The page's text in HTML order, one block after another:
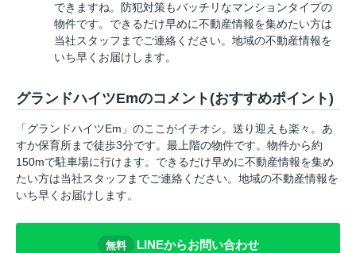
できますね。防犯対策もバッチリなマンションタイプの
物件です。できるだけ早めに不動産情報を集めたい方は
当社スタッフまでご連絡ください。地域の不動産情報を
いち早くお届けします。
グランドハイツEmのコメント(おすすめポイント)
「グランドハイツEm」のここがイチオシ。送り迎えも楽々。あ
すか保育所まで徒歩3分です。最上階の物件です。物件から約
150mで駐車場に行けます。できるだけ早めに不動産情報を集め
たい方は当社スタッフまでご連絡ください。地域の不動産情報を
いち早くお届けします。
無料 LINEからお問い合わせ